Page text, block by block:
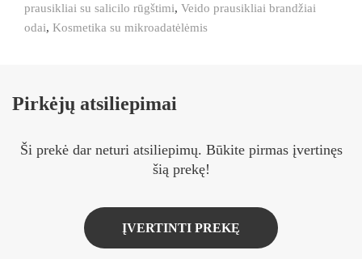
prausikliai su salicilo rūgštimi, Veido prausikliai brandžiai
odai, Kosmetika su mikroadatėlėmis
Pirkėjų atsiliepimai
Ši prekė dar neturi atsiliepimų. Būkite pirmas įvertinęs
šią prekę!
ĮVERTINTI PREKĘ